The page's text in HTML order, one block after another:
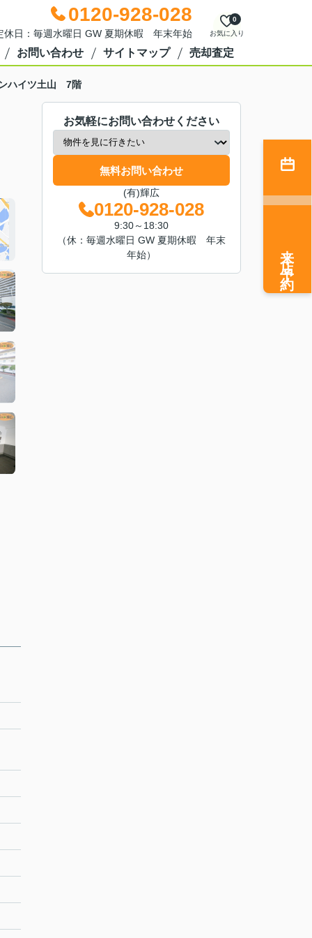
0120-928-028
日：毎週水曜日 GW 夏期休暇 年末年始 お気に入り
0
お問い合わせ サイトマップ 売却査定
ハイツ土山 7階
お気軽にお問い合わせください
無料お問い合わせ
(有)輝広
0120-928-028
9:30～18:30
（休：毎週水曜日 GW 夏期休暇 年末
年始）
来店予約